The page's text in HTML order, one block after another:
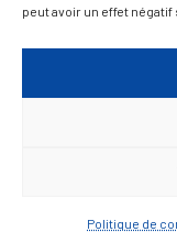
peut avoir un effet
Politique de
Du lundi au